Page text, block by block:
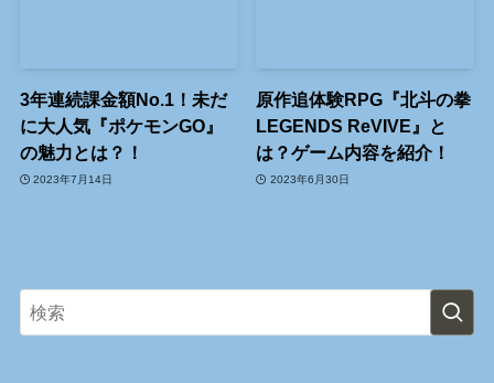
3年連続課金額No.1！未だ
に大人気『ポケモンGO』
の魅力とは？！
2023年7月14日
原作追体験RPG『北斗の拳
LEGENDS ReVIVE』と
は？ゲーム内容を紹介！
2023年6月30日